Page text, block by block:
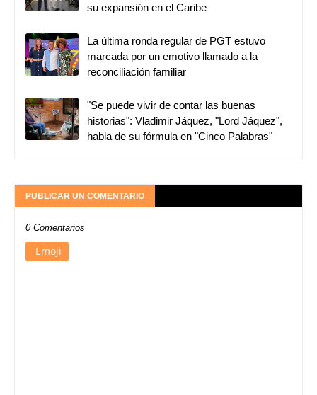
su expansión en el Caribe
La última ronda regular de PGT estuvo
marcada por un emotivo llamado a la
reconciliación familiar
"Se puede vivir de contar las buenas
historias": Vladimir Jáquez, "Lord Jáquez",
habla de su fórmula en "Cinco Palabras"
PUBLICAR UN COMENTARIO
0 Comentarios
Emoji